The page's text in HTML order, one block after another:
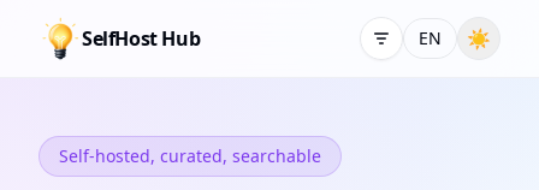
SelfHost Hub EN ☀
Self-hosted, curated, searchable